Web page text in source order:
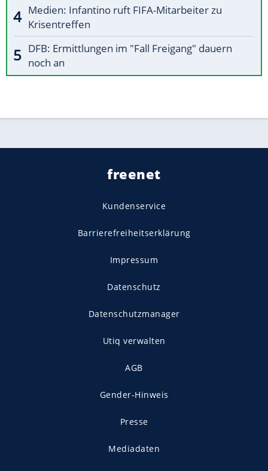
Medien: Infantino ruft FIFA-Mitarbeiter zu
Krisentreffen
DFB: Ermittlungen im "Fall Freigang" dauern
noch an
freenet
Kundenservice
Barrierefreiheitserklärung
Impressum
Datenschutz
Datenschutzmanager
Utiq verwalten
AGB
Gender-Hinweis
Presse
Mediadaten